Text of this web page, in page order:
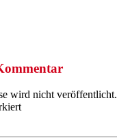
wird nicht veröffentlicht.